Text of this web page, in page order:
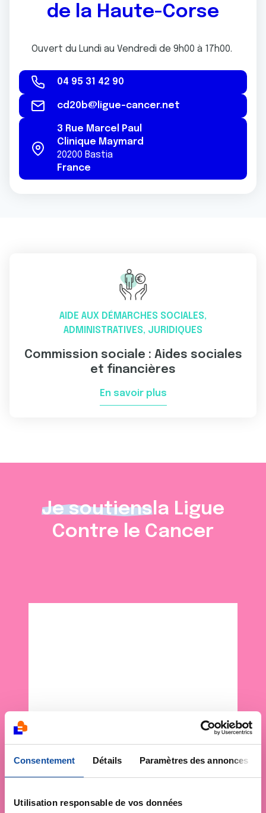
Consentement Détails Paramètres des annonces
Utilisation responsable de vos données
de la Haute-Corse
Ouvert du Lundi au Vendredi de 9h00 à 17h00.
04 95 31 42 90
cd20b@ligue-cancer.net
3 Rue Marcel Paul
Clinique Maymard
20200 Bastia
France
AIDE AUX DÉMARCHES SOCIALES,
ADMINISTRATIVES, JURIDIQUES
Commission sociale : Aides sociales
et financières
En savoir plus
Je soutiensla Ligue
Contre le Cancer